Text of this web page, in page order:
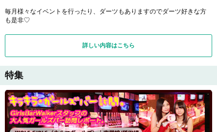
毎月様々なイベントを行ったり、ダーツもありますのでダーツ好きな方
も是非♡
詳しい内容はこちら
特集